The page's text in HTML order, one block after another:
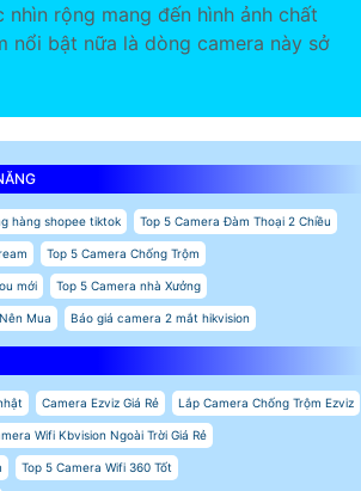
rộng mang đến hình ảnh chất
nổi bật nữa là dòng camera này sở
hàng shopee tiktok Top 5 Camera Đàm Thoại 2 Chiều
Top 5 Camera Chống Trộm
mới Top 5 Camera nhà Xưởng
Mua Báo giá camera 2 mắt hikvision
Camera Ezviz Giá Rẻ Lắp Camera Chống Trộm Ezviz
Wifi Kbvision Ngoài Trời Giá Rẻ
Top 5 Camera Wifi 360 Tốt